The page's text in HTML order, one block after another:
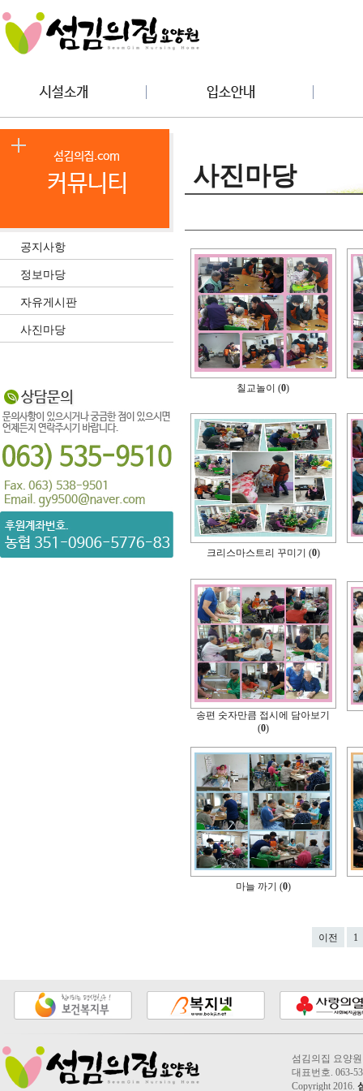
공지사항
정보마당
자유게시판
사진마당
사진마당
칠교놀이 (0)
크리스마스트리 꾸미기 (0)
송편 숫자만큼 접시에 담아보기
(0)
마늘 까기 (0)
이전 1
섬김의집 요양
대표번호. 063-
Copyright 2016.